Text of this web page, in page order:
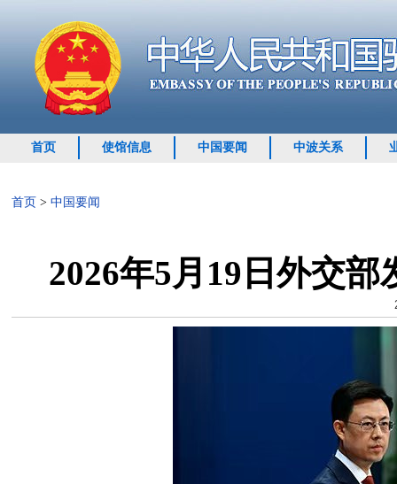
首页 使馆信息 中国要闻 中波关系
首页 > 中国要闻
2026年5月19日外交